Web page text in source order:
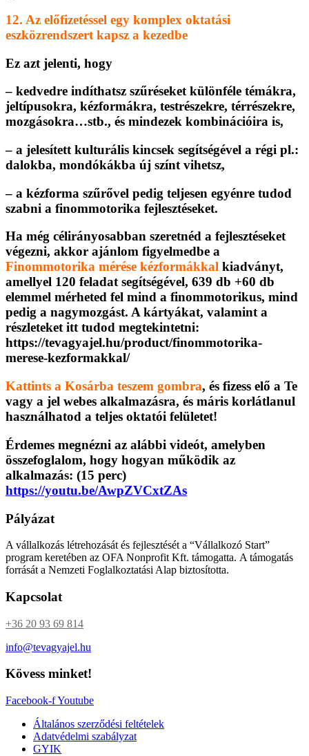
12. Az előfizetéssel egy komplex oktatási
eszközrendszert kapsz a kezedbe
Ez azt jelenti, hogy
– kedvedre indíthatsz szűréseket különféle témákra,
jeltípusokra, kézformákra, testrészekre, térrészekre,
mozgásokra…stb., és mindezek kombinációira is,
– a jelesített kulturális kincsek segítségével a régi pl.:
dalokba, mondókákba új színt vihetsz,
– a kézforma szűrővel pedig teljesen egyénre tudod
szabni a finommotorika fejlesztéseket.
Ha még célirányosabban szeretnéd a fejlesztéseket
végezni, akkor ajánlom figyelmedbe a
Finommotorika mérése kézformákkal kiadványt,
amellyel 120 feladat segítségével, 639 db +60 db
elemmel mérheted fel mind a finommotorikus, mind
pedig a nagymozgást. A kártyákat, valamint a
részleteket itt tudod megtekintetni:
https://tevagyajel.hu/product/finommotorika-
merese-kezformakkal/
Kattints a Kosárba teszem gombra, és fizess elő a Te
vagy a jel webes alkalmazásra, és máris korlátlanul
használhatod a teljes oktatói felületet!
Érdemes megnézni az alábbi videót, amelyben
összefoglalom, hogy hogyan működik az
alkalmazás: (15 perc)
https://youtu.be/AwpZVCxtZAs
Pályázat
A vállalkozás létrehozását és fejlesztését a “Vállalkozó Start”
program keretében az OFA Nonprofit Kft. támogatta. A támogatás
forrását a Nemzeti Foglalkoztatási Alap biztosította.
Kapcsolat
+36 20 93 69 814
info@tevagyajel.hu
Kövess minket!
Facebook-fYoutube
Általános szerződési feltételek
Adatvédelmi szabályzat
GYIK